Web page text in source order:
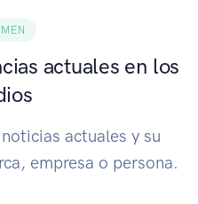
actuales en los
actuales y su
empresa o persona.